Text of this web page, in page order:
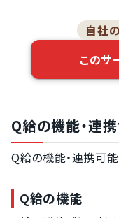
自社
このサ
Q給の機能・連
Q給の機能・連携可
Q給の機能